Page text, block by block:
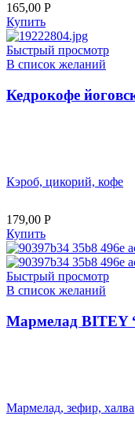
165,00 Р
Купить
Быстрый просмотр
В список желаний
Кедрокофе
Кэроб, цикорий, кофе
179,00 Р
Купить
Быстрый просмотр
В список желаний
Мармелад BITEY
Мармелад, зефир, халва